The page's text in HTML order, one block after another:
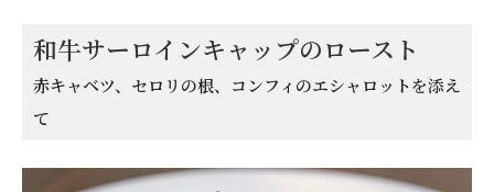
和牛サーロインキャップのロースト
赤キャベツ、セロリの根、コンフィのエシャロットを添え
て